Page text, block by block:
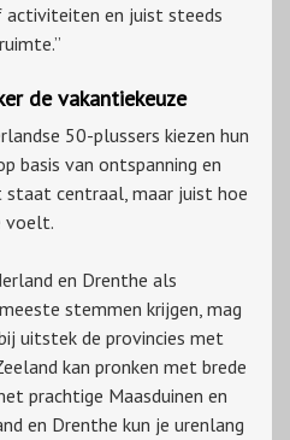
en juist steeds
de vakantiekeuze
50-plussers kiezen hun
basis van ontspanning en
centraal, maar juist hoe
voelt.
en Drenthe als
stemmen krijgen, mag
uitstek de provincies met
kan pronken met brede
prachtige Maasduinen en
en Drenthe kun je urenlang